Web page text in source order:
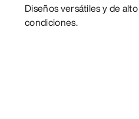
Diseños versátiles y de
condiciones.